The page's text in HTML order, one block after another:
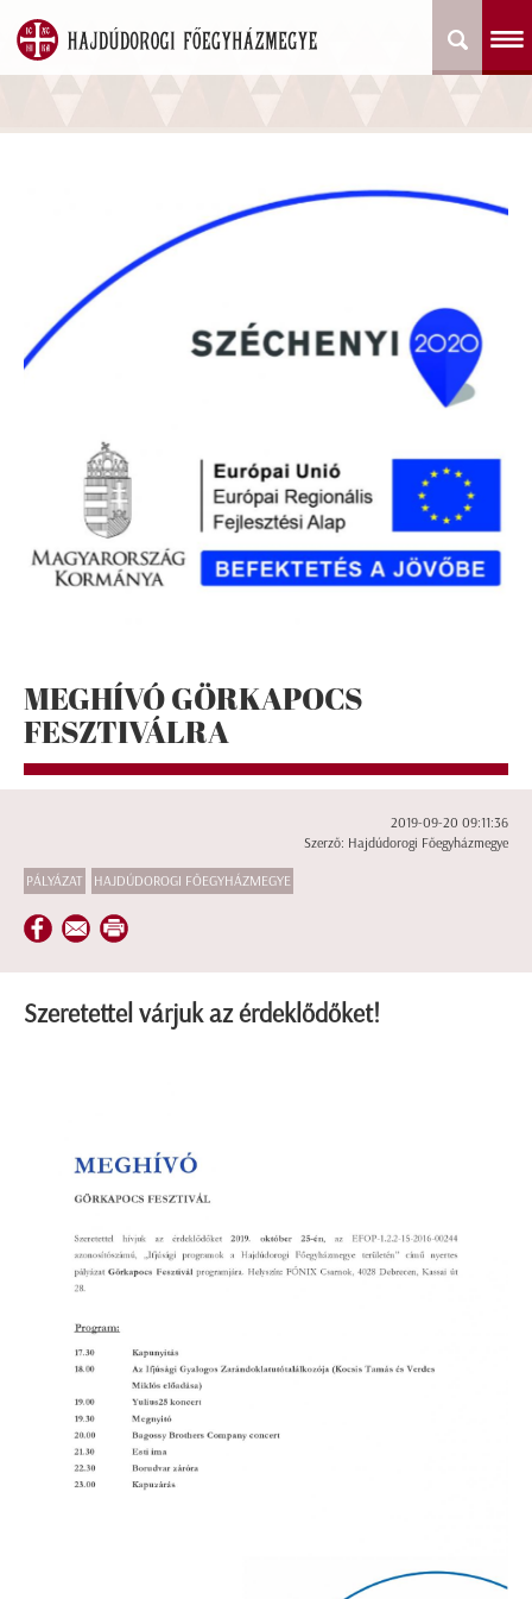
MEGHÍVÓ GÖRKAPOCS
FESZTIVÁLRA
2019-09-20 09:11:36
Szerző: Hajdúdorogi Főegyházmegye
PÁLYÁZAT HAJDÚDOROGI FŐEGYHÁZMEGYE
Szeretettel várjuk az érdeklődőket!